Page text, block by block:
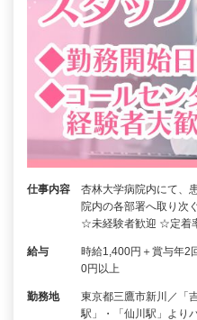
仕事内容
杏林大学病院内にて、
院内の各部署へ取り次
☆未経験者歓迎 ☆定着
給与
時給1,400円＋賞与年
0円以上
勤務地
東京都三鷹市新川／「
駅」・「仙川駅」より